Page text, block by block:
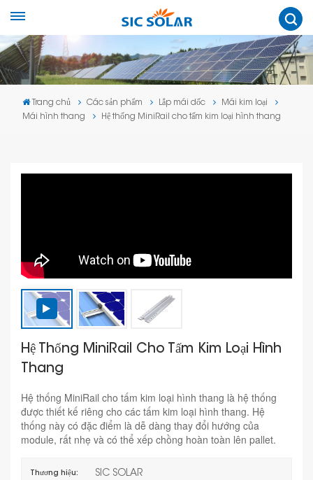
Trang chủ Các sản phẩm Lắp mái dốc
Mái kim loại
Mái hình thang
Hệ thống MiniRail cho tấm kim loại hình thang
Hệ Thống MiniRail Cho Tấm Kim Loại Hình
Thang
Hệ thống MiniRail cho tấm kim loại hình thang là hệ thống
được thiết kế riêng cho các tấm kim loại hình thang. Hệ
thống này có đặc điểm là dễ dàng thay đổi hướng của
module, rất nhẹ và có thể xếp chồng hoàn toàn lên pallet.
Thương hiệu: SIC SOLAR